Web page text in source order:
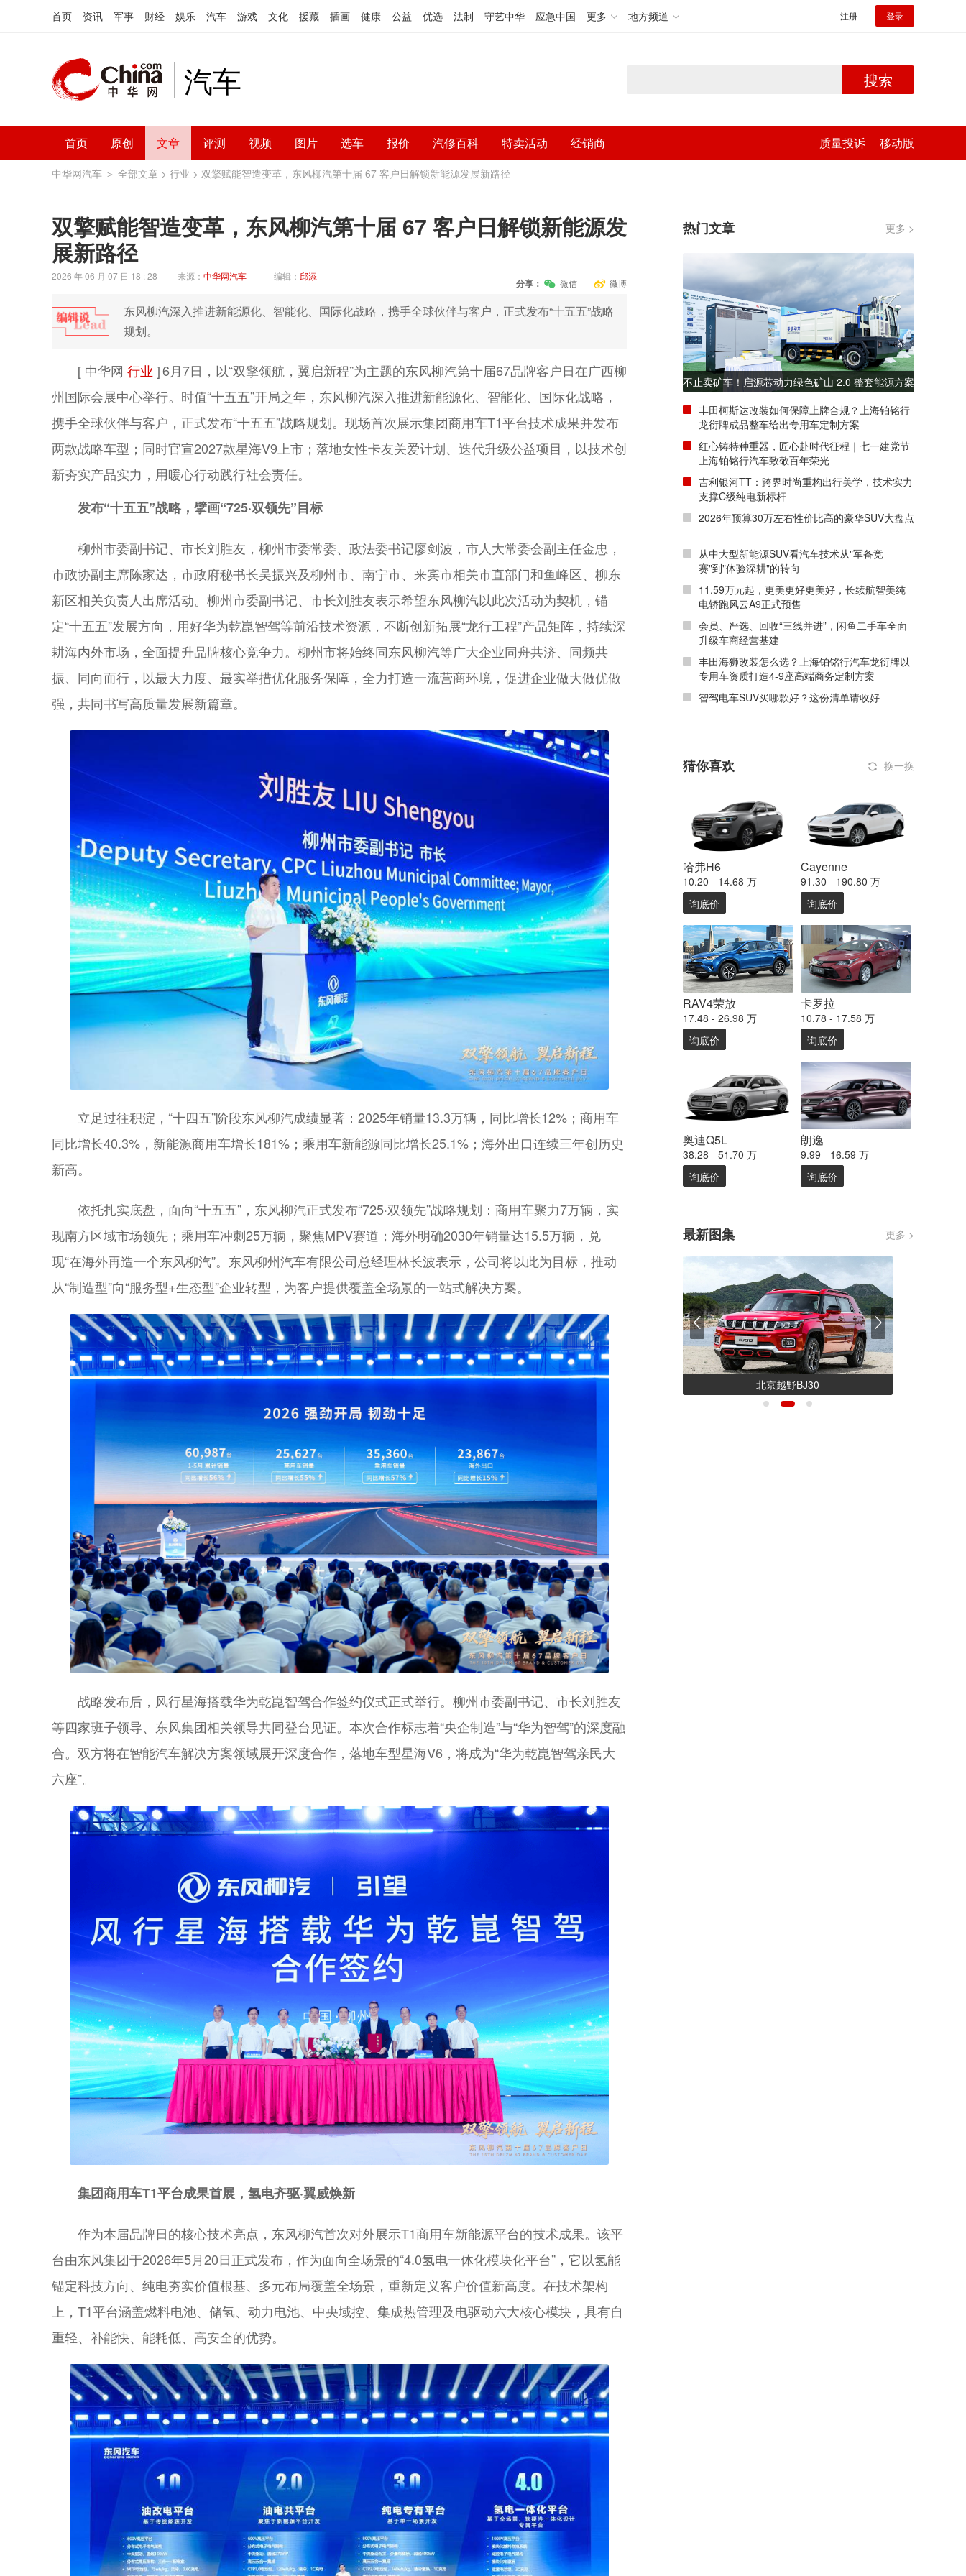
首页 资讯 军事 财经 娱乐 汽车 游戏 文化 援藏 插画 健康 公益 优选 法制 守艺中华 应急中国 更多 地方频道 注册 登录
汽车 搜索
首页 原创 文章 评测 视频 图片 选车 报价 汽修百科 特卖活动 经销商 质量投诉 移动版
中华网汽车 ＞ 全部文章 > 行业 > 双擎赋能智造变革，东风柳汽第十届 67 客户日解锁新能源发展新路径
双擎赋能智造变革，东风柳汽第十届 67 客户日解锁新能源发
展新路径
2026 年 06 月 07 日 18 : 28 来源： 中华网汽车 编辑： 邱添
分享： 微信 微博
东风柳汽深入推进新能源化、智能化、国际化战略，携手全球伙伴与客户，正式发布“十五五”战略
规划。
[ 中华网 行业 ]6月7日，以“双擎领航，翼启新程”为主题的东风柳汽第十届67品牌客户日在广西柳
州国际会展中心举行。时值“十五五”开局之年，东风柳汽深入推进新能源化、智能化、国际化战略，
携手全球伙伴与客户，正式发布“十五五”战略规划。现场首次展示集团商用车T1平台技术成果并发布
两款战略车型；同时官宣2027款星海V9上市；落地女性卡友关爱计划、迭代升级公益项目，以技术创
新夯实产品实力，用暖心行动践行社会责任。
发布“十五五”战略，擘画“725·双领先”目标
柳州市委副书记、市长刘胜友，柳州市委常委、政法委书记廖剑波，市人大常委会副主任金忠，
市政协副主席陈家达，市政府秘书长吴振兴及柳州市、南宁市、来宾市相关市直部门和鱼峰区、柳东
新区相关负责人出席活动。柳州市委副书记、市长刘胜友表示希望东风柳汽以此次活动为契机，锚
定“十五五”发展方向，用好华为乾崑智驾等前沿技术资源，不断创新拓展“龙行工程”产品矩阵，持续深
耕海内外市场，全面提升品牌核心竞争力。柳州市将始终同东风柳汽等广大企业同舟共济、同频共
振、同向而行，以最大力度、最实举措优化服务保障，全力打造一流营商环境，促进企业做大做优做
强，共同书写高质量发展新篇章。
立足过往积淀，“十四五”阶段东风柳汽成绩显著：2025年销量13.3万辆，同比增长12%；商用车
同比增长40.3%，新能源商用车增长181%；乘用车新能源同比增长25.1%；海外出口连续三年创历史
新高。
依托扎实底盘，面向“十五五”，东风柳汽正式发布“725·双领先”战略规划：商用车聚力7万辆，实
现南方区域市场领先；乘用车冲刺25万辆，聚焦MPV赛道；海外明确2030年销量达15.5万辆，兑
现“在海外再造一个东风柳汽”。东风柳州汽车有限公司总经理林长波表示，公司将以此为目标，推动
从“制造型”向“服务型+生态型”企业转型，为客户提供覆盖全场景的一站式解决方案。
战略发布后，风行星海搭载华为乾崑智驾合作签约仪式正式举行。柳州市委副书记、市长刘胜友
等四家班子领导、东风集团相关领导共同登台见证。本次合作标志着“央企制造”与“华为智驾”的深度融
合。双方将在智能汽车解决方案领域展开深度合作，落地车型星海V6，将成为“华为乾崑智驾亲民大
六座”。
集团商用车T1平台成果首展，氢电齐驱·翼威焕新
作为本届品牌日的核心技术亮点，东风柳汽首次对外展示T1商用车新能源平台的技术成果。该平
台由东风集团于2026年5月20日正式发布，作为面向全场景的“4.0氢电一体化模块化平台”，它以氢能
锚定科技方向、纯电夯实价值根基、多元布局覆盖全场景，重新定义客户价值新高度。在技术架构
上，T1平台涵盖燃料电池、储氢、动力电池、中央域控、集成热管理及电驱动六大核心模块，具有自
重轻、补能快、能耗低、高安全的优势。
热门文章 更多 >
不止卖矿车！启源芯动力绿色矿山 2.0 整套能源方案
亮相全球矿业展会
丰田柯斯达改装如何保障上牌合规？上海铂铭行
龙衍牌成品整车给出专用车定制方案
红心铸特种重器，匠心赴时代征程｜七一建党节
上海铂铭行汽车致敬百年荣光
吉利银河TT：跨界时尚重构出行美学，技术实力
支撑C级纯电新标杆
2026年预算30万左右性价比高的豪华SUV大盘点
从中大型新能源SUV看汽车技术从"军备竞
赛"到"体验深耕"的转向
11.59万元起，更美更好更美好，长续航智美纯
电轿跑风云A9正式预售
会员、严选、回收“三线并进”，闲鱼二手车全面
升级车商经营基建
丰田海狮改装怎么选？上海铂铭行汽车龙衍牌以
专用车资质打造4-9座高端商务定制方案
智驾电车SUV买哪款好？这份清单请收好
猜你喜欢 换一换
哈弗H6
10.20 - 14.68 万
询底价
Cayenne
91.30 - 190.80 万
询底价
RAV4荣放
17.48 - 26.98 万
询底价
卡罗拉
10.78 - 17.58 万
询底价
奥迪Q5L
38.28 - 51.70 万
询底价
朗逸
9.99 - 16.59 万
询底价
最新图集 更多 >
新宝骏Valli向往 北京越野BJ30